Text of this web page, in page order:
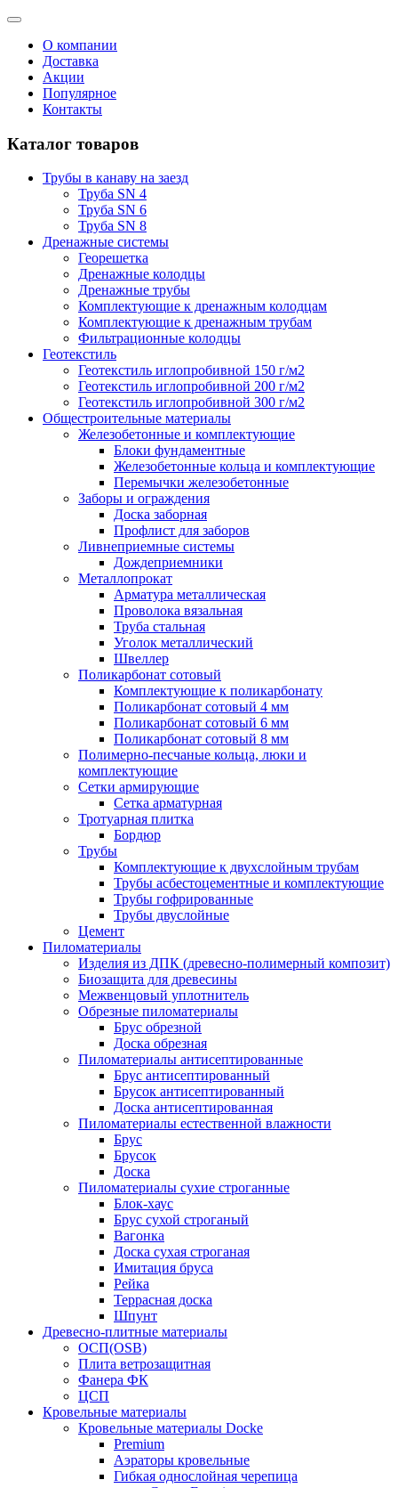
О компании
Доставка
Акции
Популярное
Контакты
Каталог товаров
Трубы в канаву на заезд
Труба SN 4
Труба SN 6
Труба SN 8
Дренажные системы
Георешетка
Дренажные колодцы
Дренажные трубы
Комплектующие к дренажным колодцам
Комплектующие к дренажным трубам
Фильтрационные колодцы
Геотекстиль
Геотекстиль иглопробивной 150 г/м2
Геотекстиль иглопробивной 200 г/м2
Геотекстиль иглопробивной 300 г/м2
Общестроительные материалы
Железобетонные и комплектующие
Блоки фундаментные
Железобетонные кольца и комплектующие
Перемычки железобетонные
Заборы и ограждения
Доска заборная
Профлист для заборов
Ливнеприемные системы
Дождеприемники
Металлопрокат
Арматура металлическая
Проволока вязальная
Труба стальная
Уголок металлический
Швеллер
Поликарбонат сотовый
Комплектующие к поликарбонату
Поликарбонат сотовый 4 мм
Поликарбонат сотовый 6 мм
Поликарбонат сотовый 8 мм
Полимерно-песчаные кольца, люки и
комплектующие
Сетки армирующие
Сетка арматурная
Тротуарная плитка
Бордюр
Трубы
Комплектующие к двухслойным трубам
Трубы асбестоцементные и комплектующие
Трубы гофрированные
Трубы двуслойные
Цемент
Пиломатериалы
Изделия из ДПК (древесно-полимерный композит)
Биозащита для древесины
Межвенцовый уплотнитель
Обрезные пиломатериалы
Брус обрезной
Доска обрезная
Пиломатериалы антисептированные
Брус антисептированный
Брусок антисептированный
Доска антисептированная
Пиломатериалы естественной влажности
Брус
Брусок
Доска
Пиломатериалы сухие строганные
Блок-хаус
Брус сухой строганый
Вагонка
Доска сухая строганая
Имитация бруса
Рейка
Террасная доска
Шпунт
Древесно-плитные материалы
ОСП(OSB)
Плита ветрозащитная
Фанера ФК
ЦСП
Кровельные материалы
Кровельные материалы Docke
Premium
Аэраторы кровельные
Гибкая однослойная черепица